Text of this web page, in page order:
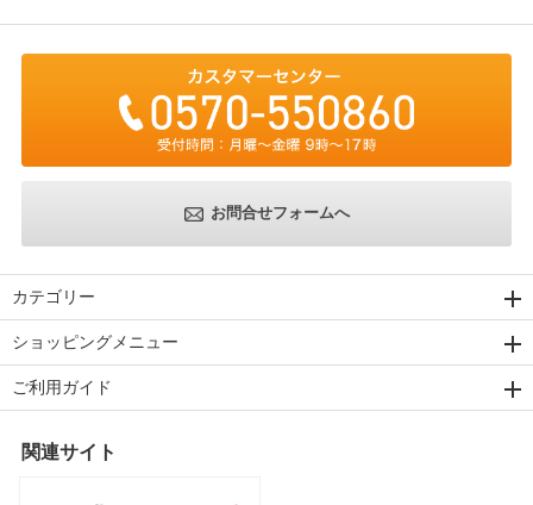
お問合せフォームへ
カテゴリー
ショッピングメニュー
ご利用ガイド
関連サイト